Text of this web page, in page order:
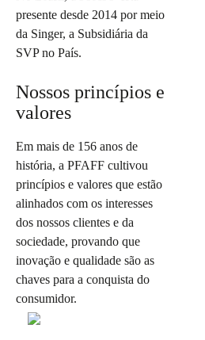
presente desde 2014 por meio
da Singer, a Subsidiária da
SVP no País.
Nossos princípios e
valores
Em mais de 156 anos de
história, a PFAFF cultivou
princípios e valores que estão
alinhados com os interesses
dos nossos clientes e da
sociedade, provando que
inovação e qualidade são as
chaves para a conquista do
consumidor.